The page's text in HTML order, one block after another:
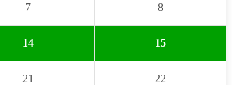
7 8
14 15
21 22